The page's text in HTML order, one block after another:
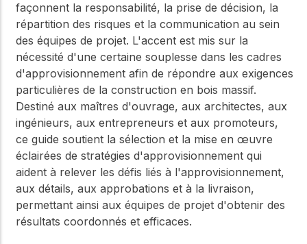
façonnent la responsabilité, la prise de décision, la
répartition des risques et la communication au sein
des équipes de projet. L'accent est mis sur la
nécessité d'une certaine souplesse dans les cadres
d'approvisionnement afin de répondre aux exigences
particulières de la construction en bois massif.
Destiné aux maîtres d'ouvrage, aux architectes, aux
ingénieurs, aux entrepreneurs et aux promoteurs,
ce guide soutient la sélection et la mise en œuvre
éclairées de stratégies d'approvisionnement qui
aident à relever les défis liés à l'approvisionnement,
aux détails, aux approbations et à la livraison,
permettant ainsi aux équipes de projet d'obtenir des
résultats coordonnés et efficaces.